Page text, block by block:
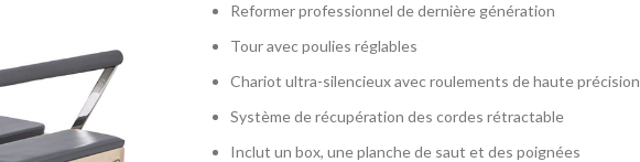
Reformer professionnel de dernière génération
Tour avec poulies réglables
Chariot ultra-silencieux avec roulements de haute précision
Système de récupération des cordes rétractable
Inclut un box, une planche de saut et des poignées